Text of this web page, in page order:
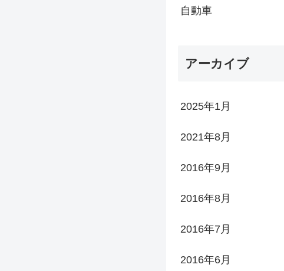
自動車
アーカイブ
2025年1月
2021年8月
2016年9月
2016年8月
2016年7月
2016年6月